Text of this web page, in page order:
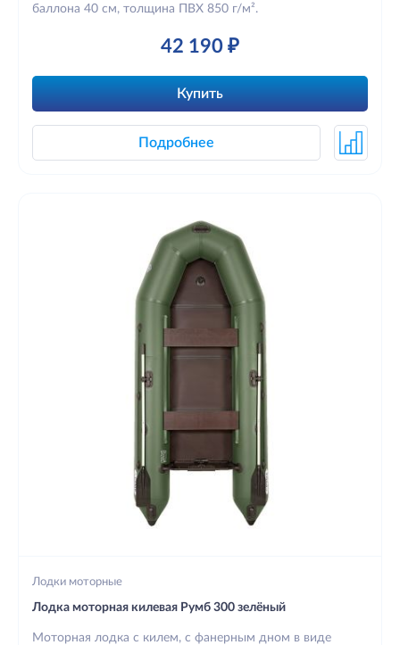
баллона 40 см, толщина ПВХ 850 г/м².
42 190 ₽
Купить
Подробнее
Лодки моторные
Лодка моторная килевая Румб 300 зелёный
Моторная лодка с килем, с фанерным дном в виде